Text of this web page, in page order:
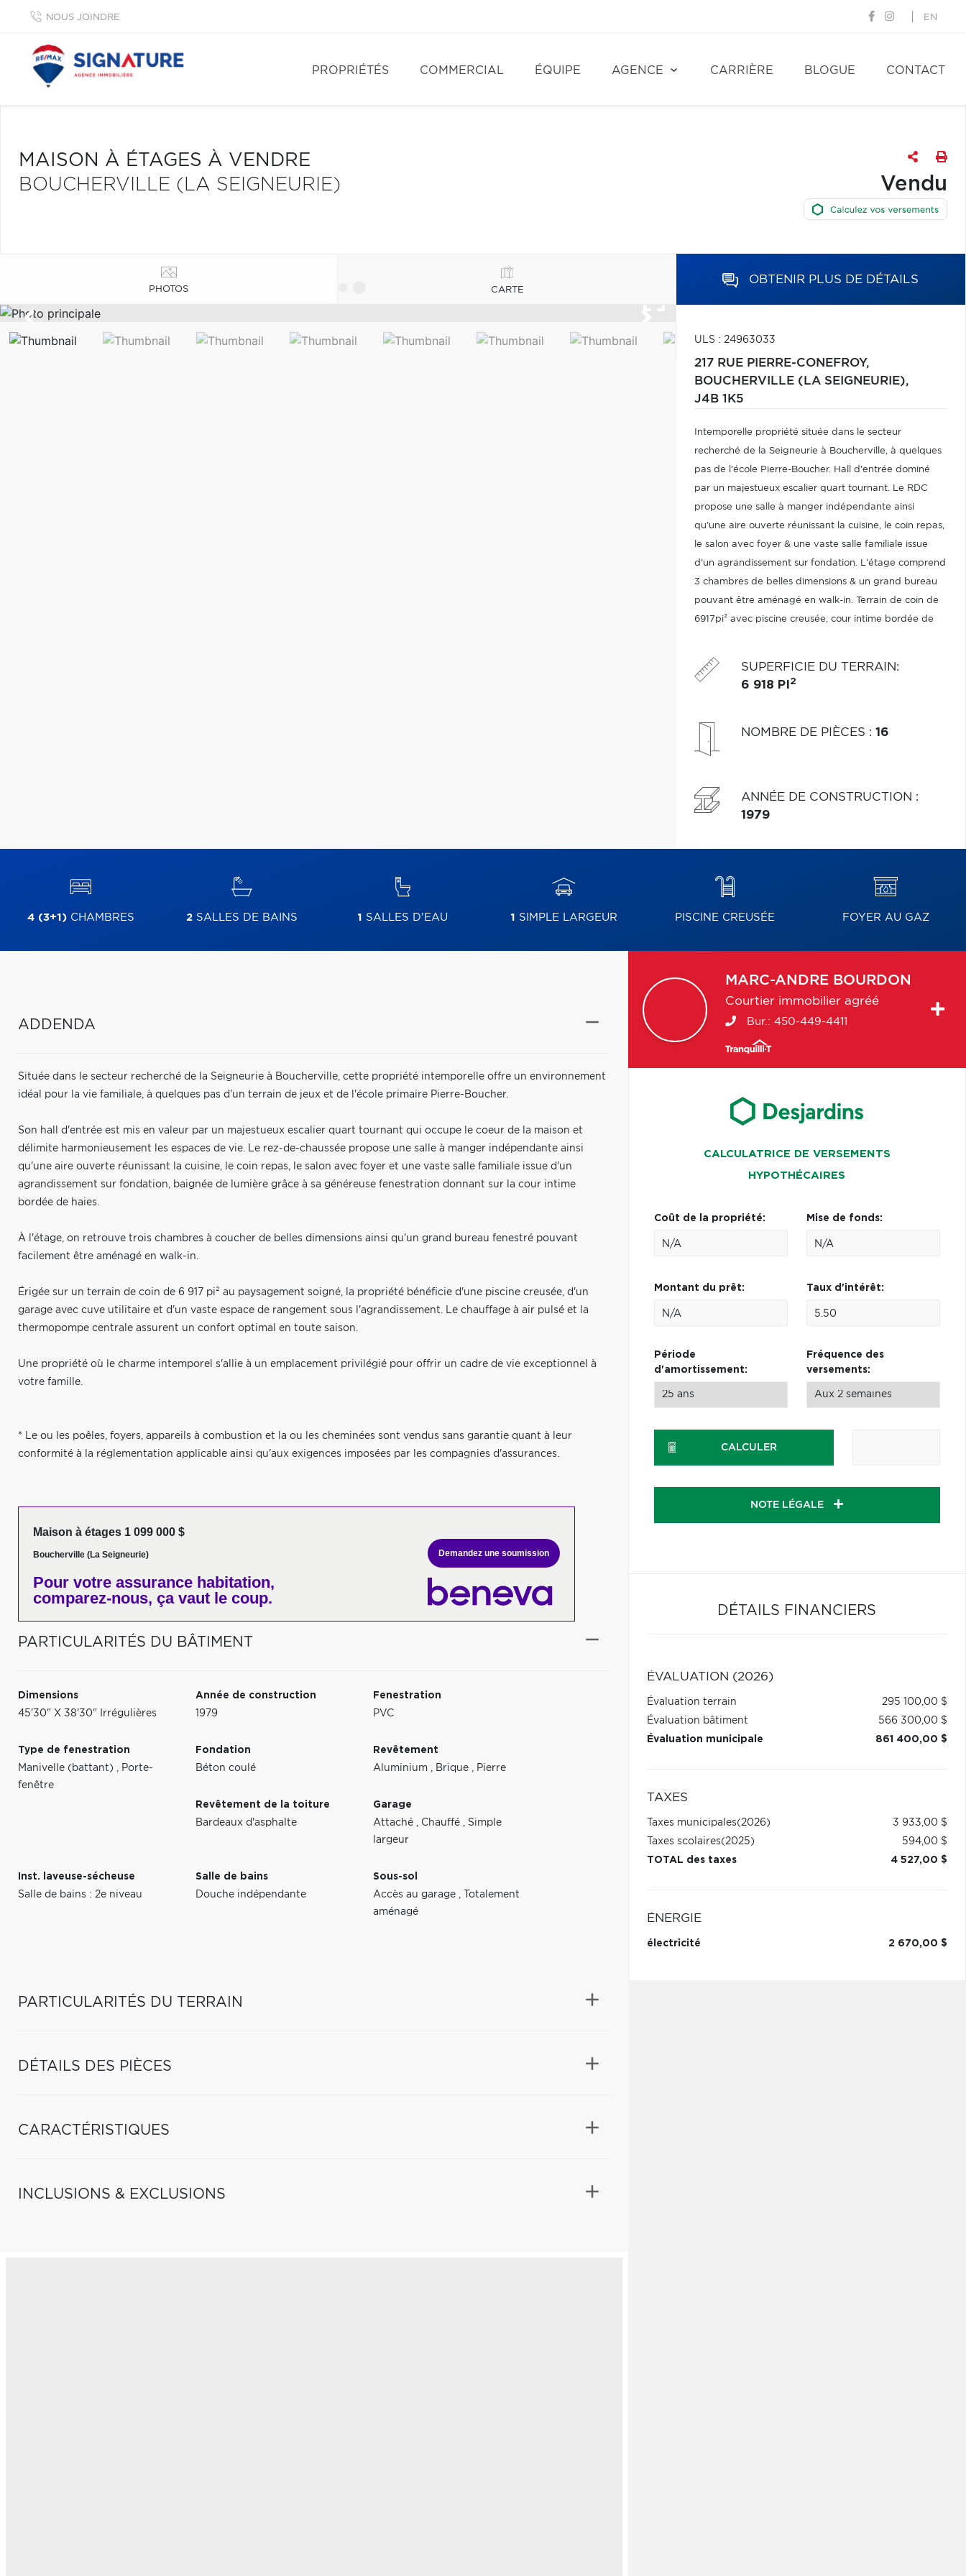
NOUS JOINDRE EN
PROPRIÉTÉS COMMERCIAL ÉQUIPE AGENCE CARRIÈRE BLOGUE CONTACT
MAISON À ÉTAGES À VENDRE
BOUCHERVILLE (LA SEIGNEURIE)
Vendu
PHOTOS CARTE
OBTENIR PLUS DE DÉTAILS
ULS : 24963033
217 RUE PIERRE-CONEFROY,
BOUCHERVILLE (LA SEIGNEURIE),
J4B 1K5
Intemporelle propriété située dans le secteur
recherché de la Seigneurie à Boucherville, à quelques
pas de l'école Pierre-Boucher. Hall d'entrée dominé
par un majestueux escalier quart tournant. Le RDC
propose une salle à manger indépendante ainsi
qu'une aire ouverte réunissant la cuisine, le coin repas,
le salon avec foyer & une vaste salle familiale issue
d'un agrandissement sur fondation. L'étage comprend
3 chambres de belles dimensions & un grand bureau
pouvant être aménagé en walk-in. Terrain de coin de
6917pi² avec piscine creusée, cour intime bordée de
Thermopompe centrale & système à air pulsé.
SUPERFICIE DU TERRAIN:
6 918 PI 2
NOMBRE DE PIÈCES : 16
ANNÉE DE CONSTRUCTION :
1979
4 (3+1)CHAMBRES 2SALLES DE BAINS 1 SALLES D'EAU 1 SIMPLE LARGEUR PISCINE CREUSÉE FOYER AU GAZ
ADDENDA
Située dans le secteur recherché de la Seigneurie à Boucherville, cette propriété intemporelle offre un environnement
idéal pour la vie familiale, à quelques pas d'un terrain de jeux et de l'école primaire Pierre-Boucher.
Son hall d'entrée est mis en valeur par un majestueux escalier quart tournant qui occupe le coeur de la maison et
délimite harmonieusement les espaces de vie. Le rez-de-chaussée propose une salle à manger indépendante ainsi
qu'une aire ouverte réunissant la cuisine, le coin repas, le salon avec foyer et une vaste salle familiale issue d'un
agrandissement sur fondation, baignée de lumière grâce à sa généreuse fenestration donnant sur la cour intime
bordée de haies.
À l'étage, on retrouve trois chambres à coucher de belles dimensions ainsi qu'un grand bureau fenestré pouvant
facilement être aménagé en walk-in.
Érigée sur un terrain de coin de 6 917 pi² au paysagement soigné, la propriété bénéficie d'une piscine creusée, d'un
garage avec cuve utilitaire et d'un vaste espace de rangement sous l'agrandissement. Le chauffage à air pulsé et la
thermopompe centrale assurent un confort optimal en toute saison.
Une propriété où le charme intemporel s'allie à un emplacement privilégié pour offrir un cadre de vie exceptionnel à
votre famille.
* Le ou les poêles, foyers, appareils à combustion et la ou les cheminées sont vendus sans garantie quant à leur
conformité à la réglementation applicable ainsi qu'aux exigences imposées par les compagnies d'assurances.
Maison à étages 1 099 000 $
Boucherville (La Seigneurie)
Pour votre assurance habitation,
comparez-nous, ça vaut le coup.
Demandez une soumission
PARTICULARITÉS DU BÂTIMENT
Dimensions
45'30" X 38'30" Irrégulières
Année de construction
1979
Fenestration
PVC
Type de fenestration
Manivelle (battant) , Porte-
fenêtre
Fondation
Béton coulé
Revêtement
Aluminium , Brique , Pierre
Revêtement de la toiture
Bardeaux d'asphalte
Garage
Attaché , Chauffé , Simple
largeur
Inst. laveuse-sécheuse
Salle de bains : 2e niveau
Salle de bains
Douche indépendante
Sous-sol
Accès au garage ,
Totalement
aménagé
PARTICULARITÉS DU TERRAIN
DÉTAILS DES PIÈCES
CARACTÉRISTIQUES
INCLUSIONS & EXCLUSIONS
MARC-ANDRE BOURDON
Courtier immobilier agréé
Bur.: 450-449-4411
CALCULATRICE DE VERSEMENTS
HYPOTHÉCAIRES
Coût de la propriété: Mise de fonds:
Montant du prêt: Taux d'intérêt:
Période
d'amortissement:
Fréquence des
versements:
CALCULER
NOTE LÉGALE
DÉTAILS FINANCIERS
ÉVALUATION (2026)
Évaluation terrain
295 100,00 $
Évaluation bâtiment
566 300,00 $
Évaluation municipale
861 400,00 $
TAXES
Taxes municipales(2026)
3 933,00 $
Taxes scolaires(2025)
594,00 $
TOTAL des taxes
4 527,00 $
ÉNERGIE
électricité 2 670,00 $